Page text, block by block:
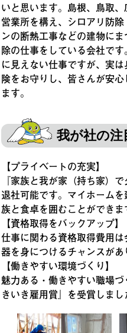
いと思います。島根、鳥取
営業所を構え、シロアリ防
ンの断熱工事などの建物に
除の仕事をしている会社で
に見えない仕事ですが、実
険をお守りし、皆さんが安
ます。
我が社の注
【プライベートの充実】
『家族と我が家（持ち家）
退社可能です。マイホーム
族と食卓を囲むことができま
【資格取得をバックアップ】
仕事に関わる資格取得費用
器を身につけるチャンスがあ
【働きやすい環境づくり】
魅力ある・働きやすい職場
きいき雇用賞』を受賞しまし